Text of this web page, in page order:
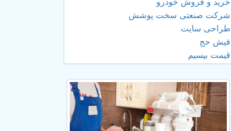
خرید و فروش خودرو
شرکت صنعتی سخت پوشش
طراحی سایت
فیش حج
قیمت بیسیم